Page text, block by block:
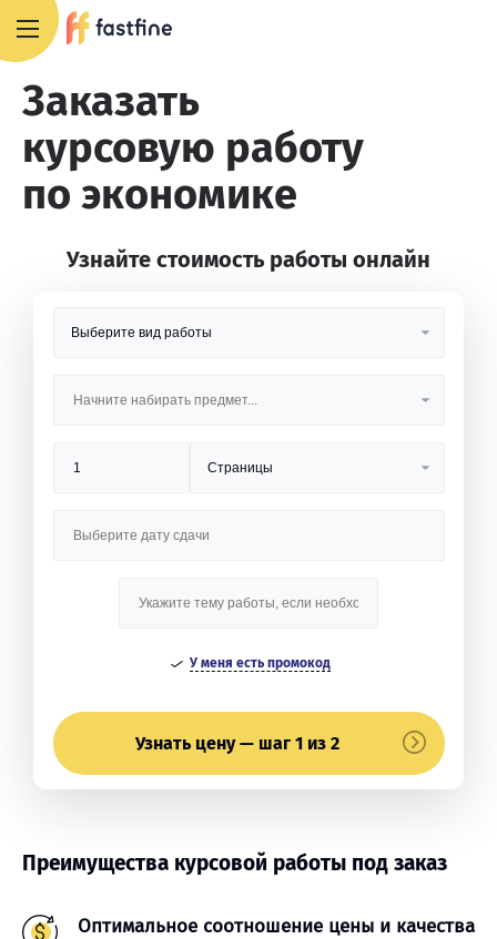
Заказать
курсовую работу
по экономике
Узнайте стоимость работы онлайн
У меня есть промокод
Узнать цену — шаг 1 из 2
Преимущества курсовой работы под заказ
Оптимальное соотношение цены и качества